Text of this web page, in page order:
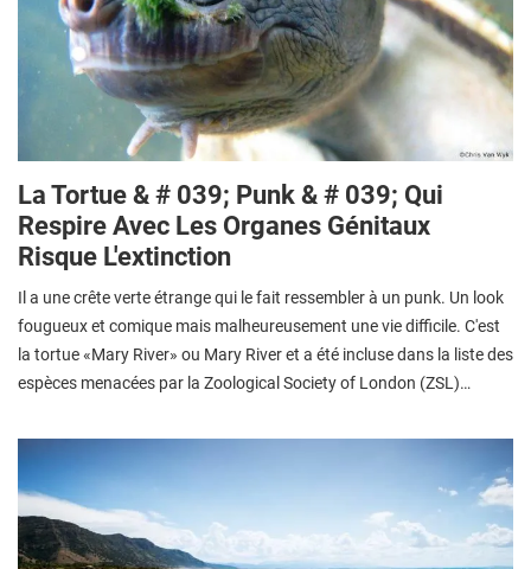
La Tortue & # 039; Punk & # 039; Qui
Respire Avec Les Organes Génitaux
Risque L'extinction
Il a une crête verte étrange qui le fait ressembler à un punk. Un look
fougueux et comique mais malheureusement une vie difficile. C'est
la tortue «Mary River» ou Mary River et a été incluse dans la liste des
espèces menacées par la Zoological Society of London (ZSL)…